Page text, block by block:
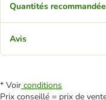
Quantités
Avis
* Voir conditions
Prix conseillé = prix de